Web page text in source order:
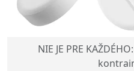
NIE JE PRE